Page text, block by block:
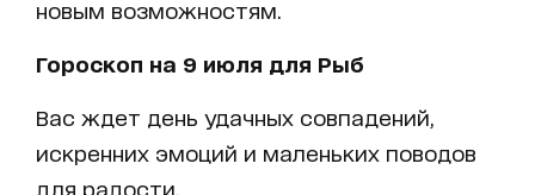
новым возможностям.
Гороскоп на 9 июля для Рыб
Вас ждет день удачных совпадений,
искренних эмоций и маленьких поводов
для радости.